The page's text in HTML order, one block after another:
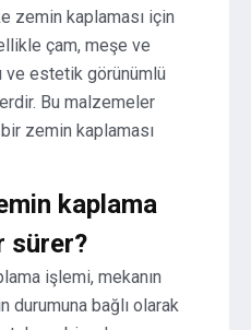
zemin kaplaması için
çam, meşe ve
ve estetik görünümlü
Bu malzemeler
zemin kaplaması
kaplama
sürer?
işlemi, mekanın
durumuna bağlı olarak